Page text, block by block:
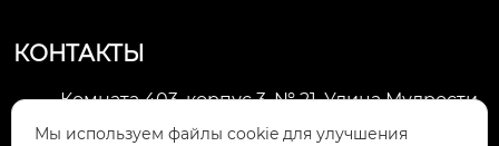
КОНТАКТЫ
Комната 403, корпус 3, № 21, Улица Мудрости,
Зона экономического развития Хуэйшань,
Мы используем файлы cookie для улучшения